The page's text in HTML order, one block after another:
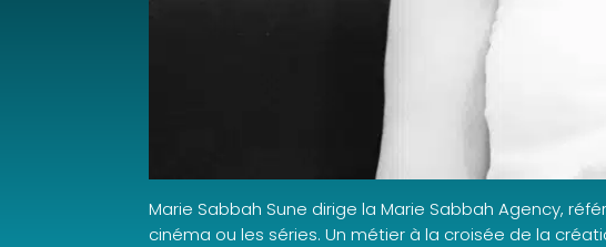
Marie Sabbah Sune dirige la Marie Sabbah Agency,
cinéma ou les séries. Un métier à la croisée de la